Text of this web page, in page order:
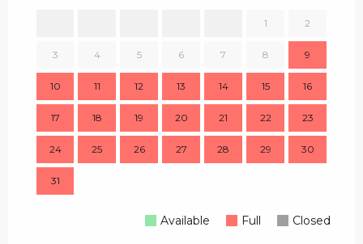
1 2
3 4 5 6 7 8 9
10 11 12 13 14 15 16
17 18 19 20 21 22 23
24 25 26 27 28 29 30
31
Available Full Closed